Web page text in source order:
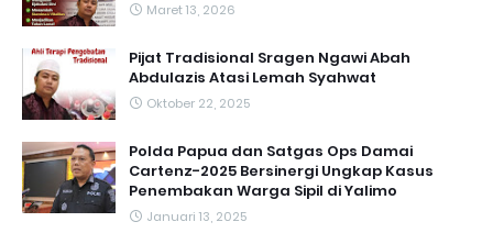
Maret 13, 2026
Pijat Tradisional Sragen Ngawi Abah
Abdulazis Atasi Lemah Syahwat
Oktober 22, 2025
Polda Papua dan Satgas Ops Damai
Cartenz-2025 Bersinergi Ungkap Kasus
Penembakan Warga Sipil di Yalimo
Januari 13, 2025